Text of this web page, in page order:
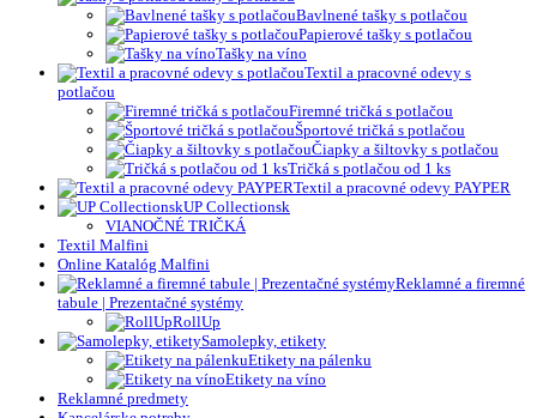
Bavlnené tašky s potlačou
Papierové tašky s potlačou
Tašky na víno
Textil a pracovné odevy s
potlačou
Firemné tričká s potlačou
Športové tričká s potlačou
Čiapky a šiltovky s potlačou
Tričká s potlačou od 1 ks
Textil a pracovné odevy PAYPER
UP Collectionsk
VIANOČNÉ TRIČKÁ
Textil Malfini
Online Katalóg Malfini
Reklamné a firemné
tabule | Prezentačné systémy
RollUp
Samolepky, etikety
Etikety na pálenku
Etikety na víno
Reklamné predmety